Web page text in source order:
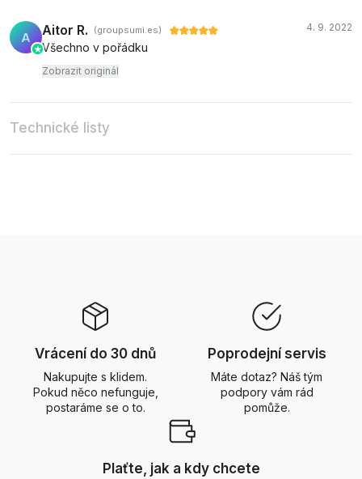
A Aitor R. (groupsumi.es) 4. 9. 2022
Všechno v pořádku
Zobrazit originál
Technické listy
Vrácení do 30 dnů
Nakupujte s klidem.
Pokud něco nefunguje,
postaráme se o to.
Poprodejní servis
Máte dotaz? Náš tým
podpory vám rád
pomůže.
Plaťte, jak a kdy chcete